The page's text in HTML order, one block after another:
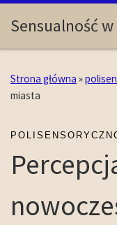
Skip to content
Sensualność
Strona główna »
miasta